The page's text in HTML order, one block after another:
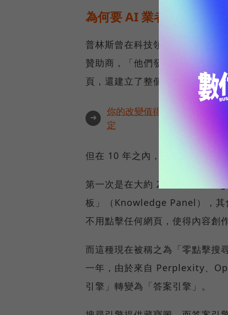
為何要 AI 業者為內容付
普林斯曾在科技領導力論壇演說
贊助商，「他們發明了搜尋引擎
頁，還建立了整個廣告生態系和
➜
你的改變值得被看見🔥最具
定
但在 10 年之內，這種情況產生
第一次是在大約 2015 年，
板」（Knowledge Panel），其
不用點擊任何網頁，使得內容創
而這種現在被稱之為「零點擊
一年，由於來自 Perplexity、
引擎」轉變為「答案引擎」。